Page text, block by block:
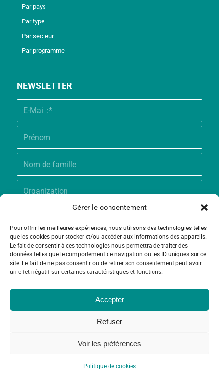
Gérer le consentement
Pour offrir les meilleures expériences, nous utilisons des technologies telles
que les cookies pour stocker et/ou accéder aux informations des appareils.
Le fait de consentir à ces technologies nous permettra de traiter des
données telles que le comportement de navigation ou les ID uniques sur ce
site. Le fait de ne pas consentir ou de retirer son consentement peut avoir
un effet négatif sur certaines caractéristiques et fonctions.
Accepter
Refuser
Voir les préférences
Politique de cookies
Par pays
Par type
Par secteur
Par programme
NEWSLETTER
© Copyright - Fondation Grameen Crédit-Agricole |Création site
Politique de cookies (UE) Mentions légales